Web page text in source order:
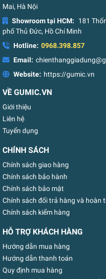
Mai, Hà Nội
Showroom tại HCM:
181
phố Thủ Đức, Hồ Chí Minh
Hotline: 0968.398.857
Email:
Website: https://gumic.vn
VỀ GUMIC.VN
Giới thiệu
Liên hệ
Tuyển dụng
CHÍNH SÁCH
Chính sách giao hàng
Chính sách bảo hành
Chính sách bảo mật
Chính sách đổi trả hàng và hoàn
Chính sách kiểm hàng
HỖ TRỢ KHÁCH HÀNG
Hướng dẫn mua hàng
Hướng dẫn thanh toán
Quy định mua hàng